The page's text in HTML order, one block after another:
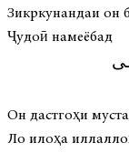
Зикркунандаи он
Ҷудоӣ намеёбад
Он дастгоҳи
Ло илоҳа